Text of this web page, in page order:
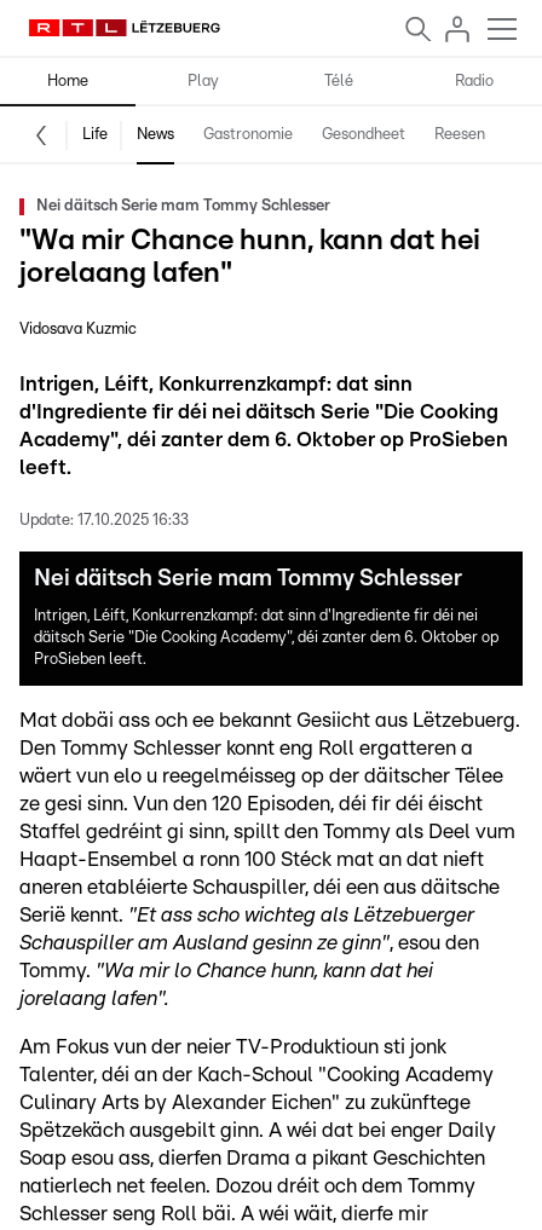
Home Play Télé Radio
Life News Gastronomie Gesondheet Reesen
Nei däitsch Serie mam Tommy Schlesser
"Wa mir Chance hunn, kann dat hei
jorelaang lafen"
Vidosava Kuzmic
Intrigen, Léift, Konkurrenzkampf: dat sinn
d'Ingrediente fir déi nei däitsch Serie "Die Cooking
Academy", déi zanter dem 6. Oktober op ProSieben
leeft.
Update: 17.10.2025 16:33
Nei däitsch Serie mam Tommy Schlesser
Intrigen, Léift, Konkurrenzkampf: dat sinn d'Ingrediente fir déi nei
däitsch Serie "Die Cooking Academy", déi zanter dem 6. Oktober op
ProSieben leeft.
Mat dobäi ass och ee bekannt Gesiicht aus Lëtzebuerg.
Den Tommy Schlesser konnt eng Roll ergatteren a
wäert vun elo u reegelméisseg op der däitscher Tëlee
ze gesi sinn. Vun den 120 Episoden, déi fir déi éischt
Staffel gedréint gi sinn, spillt den Tommy als Deel vum
Haapt-Ensembel a ronn 100 Stéck mat an dat nieft
aneren etabléierte Schauspiller, déi een aus däitsche
Serië kennt. "Et ass scho wichteg als Lëtzebuerger
Schauspiller am Ausland gesinn ze ginn", esou den
Tommy. "Wa mir lo Chance hunn, kann dat hei
jorelaang lafen".
Am Fokus vun der neier TV-Produktioun sti jonk
Talenter, déi an der Kach-Schoul "Cooking Academy
Culinary Arts by Alexander Eichen" zu zukünftege
Spëtzekäch ausgebilt ginn. A wéi dat bei enger Daily
Soap esou ass, dierfen Drama a pikant Geschichten
natierlech net feelen. Dozou dréit och dem Tommy
Schlesser seng Roll bäi. A wéi wäit, dierfe mir